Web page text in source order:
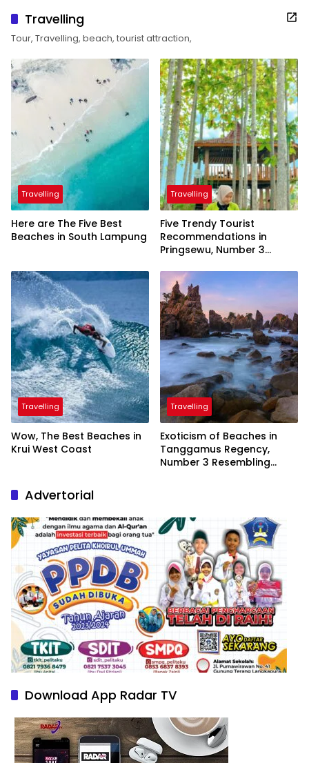
Travelling
Tour, Travelling, beach, tourist attraction,
Travelling
Here are The Five Best
Beaches in South Lampung
Travelling
Five Trendy Tourist
Recommendations in
Pringsewu, Number 3
President
Travelling
Wow, The Best Beaches in
Krui West Coast
Travelling
Exoticism of Beaches in
Tanggamus Regency,
Number 3 Resembling
Advertorial
Download App Radar TV